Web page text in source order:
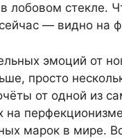
лобовом стекле.
— видно на
эмоций от
просто
от одной из
на перфекционизме
марок в мире.